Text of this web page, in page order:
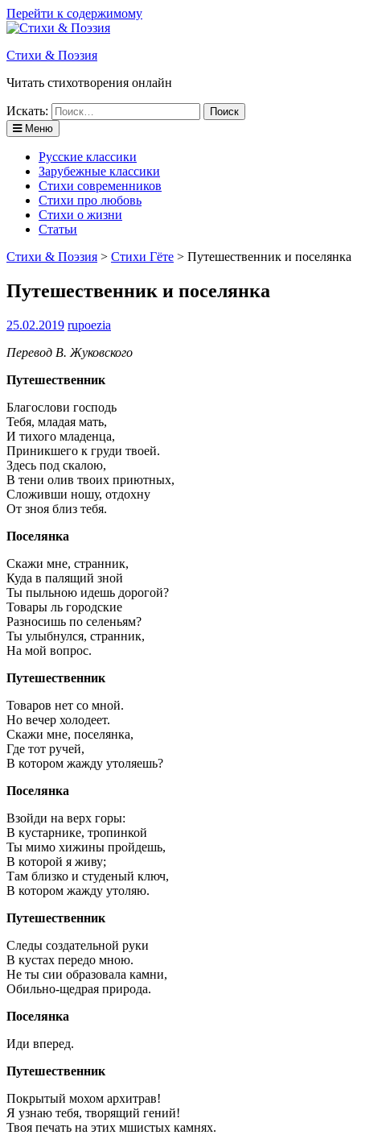
Перейти к содержимому
Стихи & Поэзия
Читать стихотворения онлайн
Искать:
Меню
Русские классики
Зарубежные классики
Стихи современников
Стихи про любовь
Стихи о жизни
Статьи
Стихи & Поэзия > Стихи Гёте > Путешественник и поселянка
Путешественник и поселянка
25.02.2019 rupoezia
Перевод В. Жуковского
Путешественник
Благослови господь
Тебя, младая мать,
И тихого младенца,
Приникшего к груди твоей.
Здесь под скалою,
В тени олив твоих приютных,
Сложивши ношу, отдохну
От зноя близ тебя.
Поселянка
Скажи мне, странник,
Куда в палящий зной
Ты пыльною идешь дорогой?
Товары ль городские
Разносишь по селеньям?
Ты улыбнулся, странник,
На мой вопрос.
Путешественник
Товаров нет со мной.
Но вечер холодеет.
Скажи мне, поселянка,
Где тот ручей,
В котором жажду утоляешь?
Поселянка
Взойди на верх горы:
В кустарнике, тропинкой
Ты мимо хижины пройдешь,
В которой я живу;
Там близко и студеный ключ,
В котором жажду утоляю.
Путешественник
Следы создательной руки
В кустах передо мною.
Не ты сии образовала камни,
Обильно-щедрая природа.
Поселянка
Иди вперед.
Путешественник
Покрытый мохом архитрав!
Я узнаю тебя, творящий гений!
Твоя печать на этих мшистых камнях.